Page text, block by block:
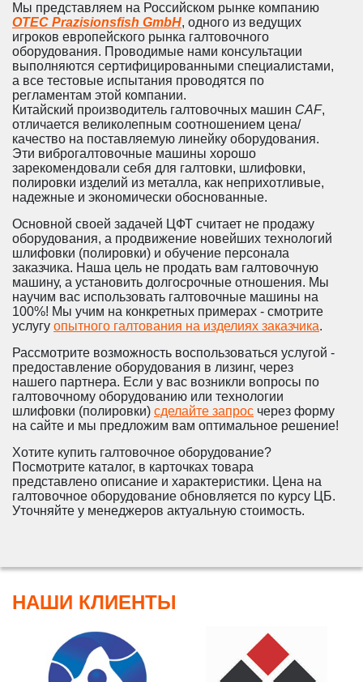
Мы представляем на Российском рынке компанию
OTEC Prazisionsfish GmbH, одного из ведущих
игроков европейского рынка галтовочного
оборудования. Проводимые нами консультации
выполняются сертифицированными специалистами,
а все тестовые испытания проводятся по
регламентам этой компании.
Китайский производитель галтовочных машин CAF,
отличается великолепным соотношением цена/
качество на поставляемую линейку оборудования.
Эти виброгалтовочные машины хорошо
зарекомендовали себя для галтовки, шлифовки,
полировки изделий из металла, как неприхотливые,
надежные и экономически обоснованные.
Основной своей задачей ЦФТ считает не продажу
оборудования, а продвижение новейших технологий
шлифовки (полировки) и обучение персонала
заказчика. Наша цель не продать вам галтовочную
машину, а установить долгосрочные отношения. Мы
научим вас использовать галтовочные машины на
100%! Мы учим на конкретных примерах - смотрите
услугу опытного галтования на изделиях заказчика.
Рассмотрите возможность воспользоваться услугой -
предоставление оборудования в лизинг, через
нашего партнера. Если у вас возникли вопросы по
галтовочному оборудованию или технологии
шлифовки (полировки) сделайте запрос через форму
на сайте и мы предложим вам оптимальное решение!
Хотите купить галтовочное оборудование?
Посмотрите каталог, в карточках товара
представлено описание и характеристики. Цена на
галтовочное оборудование обновляется по курсу ЦБ.
Уточняйте у менеджеров актуальную стоимость.
НАШИ КЛИЕНТЫ